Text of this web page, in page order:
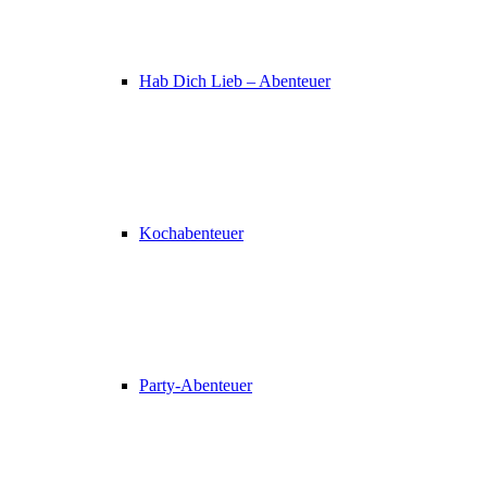
Hab Dich Lieb – Abenteuer
Kochabenteuer
Party-Abenteuer